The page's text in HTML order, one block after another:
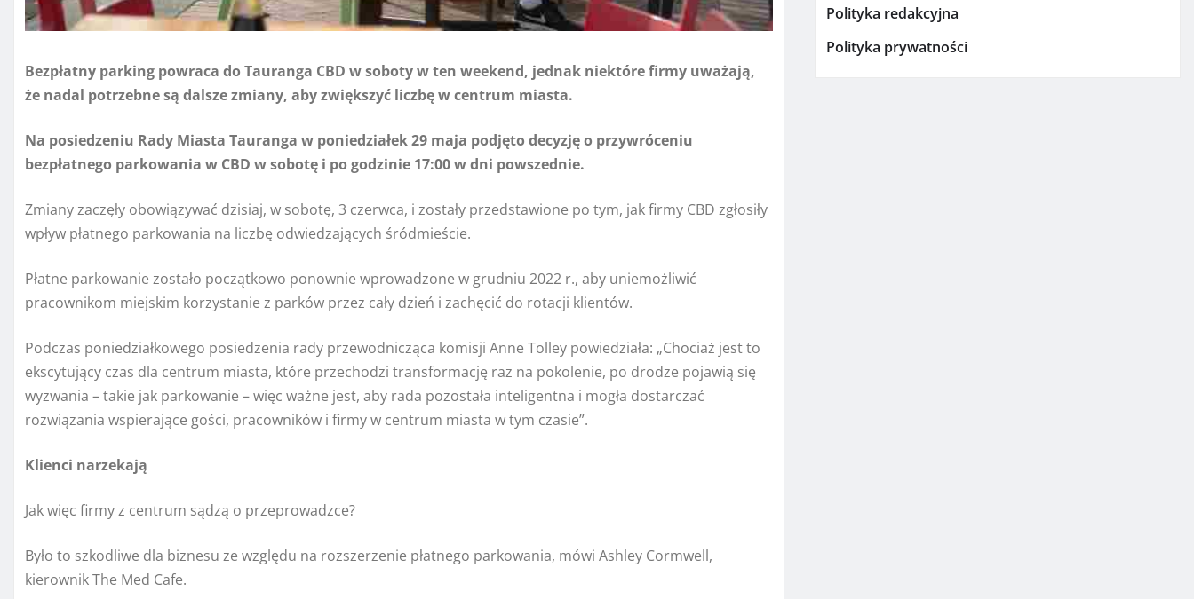
Bezpłatny parking powraca do Tauranga CBD w soboty w ten weekend, jednak niektóre firmy uważają,
że nadal potrzebne są dalsze zmiany, aby zwiększyć liczbę w centrum miasta.
Na posiedzeniu Rady Miasta Tauranga w poniedziałek 29 maja podjęto decyzję o przywróceniu
bezpłatnego parkowania w CBD w sobotę i po godzinie 17:00 w dni powszednie.
Zmiany zaczęły obowiązywać dzisiaj, w sobotę, 3 czerwca, i zostały przedstawione po tym, jak firmy CBD zgłosiły
wpływ płatnego parkowania na liczbę odwiedzających śródmieście.
Płatne parkowanie zostało początkowo ponownie wprowadzone w grudniu 2022 r., aby uniemożliwić
pracownikom miejskim korzystanie z parków przez cały dzień i zachęcić do rotacji klientów.
Podczas poniedziałkowego posiedzenia rady przewodnicząca komisji Anne Tolley powiedziała: „Chociaż jest to
ekscytujący czas dla centrum miasta, które przechodzi transformację raz na pokolenie, po drodze pojawią się
wyzwania – takie jak parkowanie – więc ważne jest, aby rada pozostała inteligentna i mogła dostarczać
rozwiązania wspierające gości, pracowników i firmy w centrum miasta w tym czasie”.
Klienci narzekają
Jak więc firmy z centrum sądzą o przeprowadzce?
Było to szkodliwe dla biznesu ze względu na rozszerzenie płatnego parkowania, mówi Ashley Cormwell,
kierownik The Med Cafe.
Polityka redakcyjna
Polityka prywatności